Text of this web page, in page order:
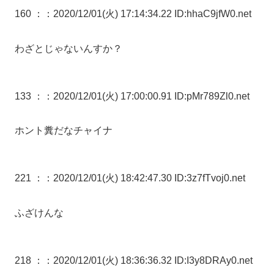
160 ： ：2020/12/01(火) 17:14:34.22 ID:hhaC9jfW0.net
わざとじゃないんすか？
133 ： ：2020/12/01(火) 17:00:00.91 ID:pMr789Zl0.net
ホント糞だなチャイナ
221 ： ：2020/12/01(火) 18:42:47.30 ID:3z7fTvoj0.net
ふざけんな
218 ： ：2020/12/01(火) 18:36:36.32 ID:I3y8DRAy0.net